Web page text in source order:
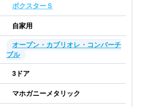
ボクスターＳ
自家用
オープン・カブリオレ・コンバーチ
ブル
3 ドア
マホガニーメタリック